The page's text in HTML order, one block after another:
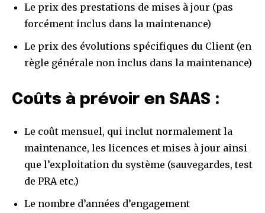
Le prix des prestations de mises à jour (pas
forcément inclus dans la maintenance)
Le prix des évolutions spécifiques du Client (en
règle générale non inclus dans la maintenance)
Coûts à prévoir en SAAS :
Le coût mensuel, qui inclut normalement la
maintenance, les licences et mises à jour ainsi
que l’exploitation du système (sauvegardes, test
de PRA etc.)
Le nombre d’années d’engagement